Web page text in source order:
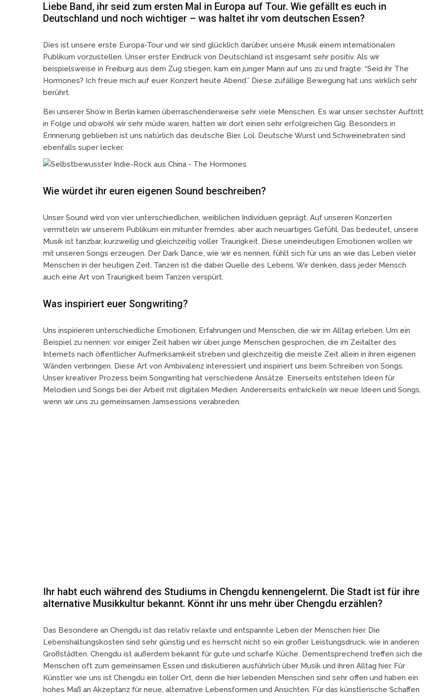
Liebe Band, ihr seid zum ersten Mal in Europa auf Tour. Wie gefällt es euch in
Deutschland und noch wichtiger – was haltet ihr vom deutschen Essen?
Dies ist unsere erste Europa-Tour und wir sind glücklich darüber, unsere Musik einem internationalen
Publikum vorzustellen. Unser erster Eindruck von Deutschland ist insgesamt sehr positiv. Als wir
beispielsweise in Freiburg aus dem Zug stiegen, kam ein junger Mann auf uns zu und fragte: “Seid ihr The
Hormones? Ich freue mich auf euer Konzert heute Abend.” Diese zufällige Bewegung hat uns wirklich sehr
berührt.
Bei unserer Show in Berlin kamen überraschenderweise sehr viele Menschen. Es war unser sechster Auftritt
in Folge und obwohl wir sehr müde waren, hatten wir dort einen sehr erfolgreichen Gig. Besonders in
Erinnerung geblieben ist uns natürlich das deutsche Bier. Lol. Deutsche Wurst und Schweinebraten sind
ebenfalls super lecker.
Wie würdet ihr euren eigenen Sound beschreiben?
Unser Sound wird von vier unterschiedlichen, weiblichen Individuen geprägt. Auf unseren Konzerten
vermitteln wir unserem Publikum ein mitunter fremdes, aber auch neuartiges Gefühl. Das bedeutet, unsere
Musik ist tanzbar, kurzweilig und gleichzeitig voller Traurigkeit. Diese uneindeutigen Emotionen wollen wir
mit unseren Songs erzeugen. Der Dark Dance, wie wir es nennen, fühlt sich für uns an wie das Leben vieler
Menschen in der heutigen Zeit. Tanzen ist die dabei Quelle des Lebens. Wir denken, dass jeder Mensch
auch eine Art von Traurigkeit beim Tanzen verspürt.
Was inspiriert euer Songwriting?
Uns inspirieren unterschiedliche Emotionen, Erfahrungen und Menschen, die wir im Alltag erleben. Um ein
Beispiel zu nennen: vor einiger Zeit haben wir über junge Menschen gesprochen, die im Zeitalter des
Internets nach öffentlicher Aufmerksamkeit streben und gleichzeitig die meiste Zeit allein in ihren eigenen
Wänden verbringen. Diese Art von Ambivalenz interessiert und inspiriert uns beim Schreiben von Songs.
Unser kreativer Prozess beim Songwriting hat verschiedene Ansätze. Einerseits entstehen Ideen für
Melodien und Songs bei der Arbeit mit digitalen Medien. Andererseits entwickeln wir neue Ideen und Songs,
wenn wir uns zu gemeinsamen Jamsessions verabreden.
Ihr habt euch während des Studiums in Chengdu kennengelernt. Die Stadt ist für ihre
alternative Musikkultur bekannt. Könnt ihr uns mehr über Chengdu erzählen?
Das Besondere an Chengdu ist das relativ relaxte und entspannte Leben der Menschen hier. Die
Lebenshaltungskosten sind sehr günstig und es herrscht nicht so ein großer Leistungsdruck, wie in anderen
Großstädten. Chengdu ist außerdem bekannt für gute und scharfe Küche. Dementsprechend treffen sich die
Menschen oft zum gemeinsamen Essen und diskutieren ausführlich über Musik und ihren Alltag hier. Für
Künstler wie uns ist Chengdu ein toller Ort, denn die hier lebenden Menschen sind sehr offen und haben ein
hohes Maß an Akzeptanz für neue, alternative Lebensformen und Ansichten. Für das künstlerische Schaffen